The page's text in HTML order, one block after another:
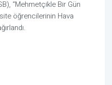
“Mehmetçikle Bir Gün
öğrencilerinin Hava